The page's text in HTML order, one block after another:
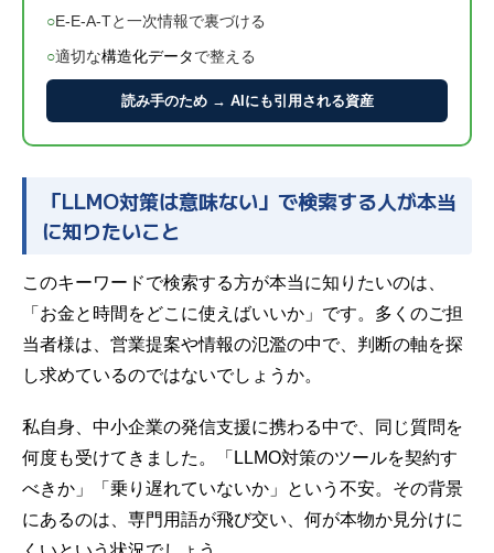
○E-E-A-Tと一次情報で裏づける
○適切な構造化データで整える
読み手のため → AIにも引用される資産
「LLMO対策は意味ない」で検索する人が本当
に知りたいこと
このキーワードで検索する方が本当に知りたいのは、
「お金と時間をどこに使えばいいか」です。多くのご担
当者様は、営業提案や情報の氾濫の中で、判断の軸を探
し求めているのではないでしょうか。
私自身、中小企業の発信支援に携わる中で、同じ質問を
何度も受けてきました。「LLMO対策のツールを契約す
べきか」「乗り遅れていないか」という不安。その背景
にあるのは、専門用語が飛び交い、何が本物か見分けに